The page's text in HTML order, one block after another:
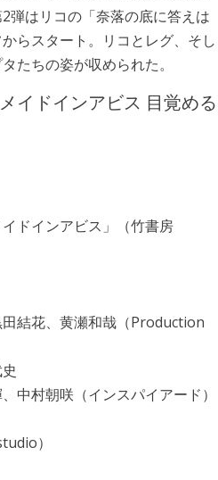
弾はリコの「奈落の底に答えは
らスタート。リコとレグ、そし
たちの姿が収められた。
イドインアビス 目覚める
イドインアビス」（竹書房
結花、黄瀬和哉（Production
中村朝咲（インスパイアード）
）